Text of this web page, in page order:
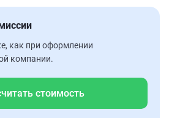
как при оформлении
компании.
стоимость